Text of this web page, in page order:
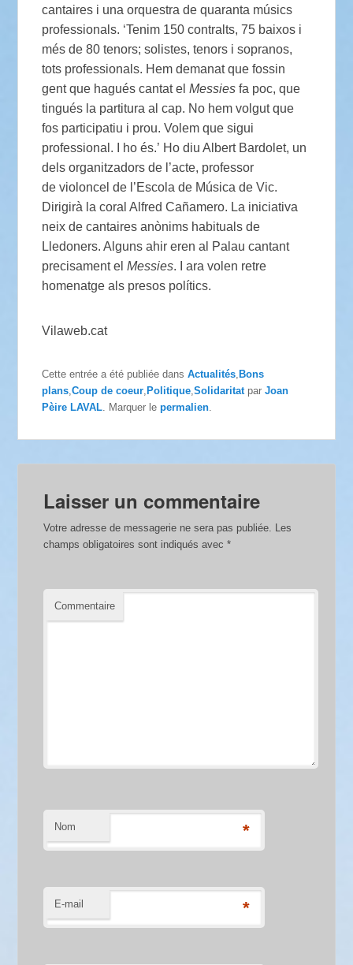
cantaires i una orquestra de quaranta músics
professionals. ‘Tenim 150 contralts, 75 baixos i
més de 80 tenors; solistes, tenors i sopranos,
tots professionals. Hem demanat que fossin
gent que hagués cantat elMessies fa poc, que
tingués la partitura al cap. No hem volgut que
fos participatiu i prou. Volem que sigui
professional. I ho és.’ Ho diu Albert Bardolet, un
dels organitzadors de l’acte, professor
de violoncel de l’Escola de Música de Vic.
Dirigirà la coral Alfred Cañamero. La iniciativa
neix de cantaires anònims habituals de
Lledoners. Alguns ahir eren al Palau cantant
precisament elMessies. I ara volen retre
homenatge als presos polítics.
Vilaweb.cat
Cette entrée a été publiée dansActualités Bons
plans ,Coup de coeur Politique ,Solidaritat parJoan
Pèire LAVAL . Marquer lepermalien
Laisser un commentaire
Votre adresse de messagerie ne sera pas publiée.
Les
champs obligatoires sont indiqués avec*
Commentaire
Nom *
E-mail *